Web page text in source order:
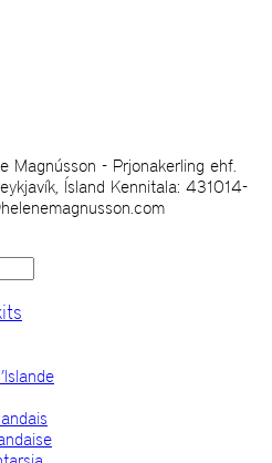
Magnússon - Prjonakerling ehf.
Ísland Kennitala: 431014-